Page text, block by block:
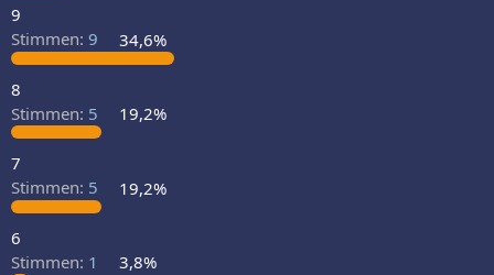
9
Stimmen: 9 34,6%
8
Stimmen: 5 19,2%
7
Stimmen: 5 19,2%
6
Stimmen: 1 3,8%